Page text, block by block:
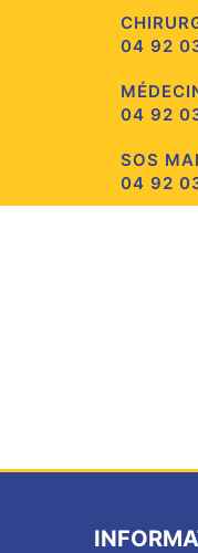
04 92
04 92
SOS
04 92